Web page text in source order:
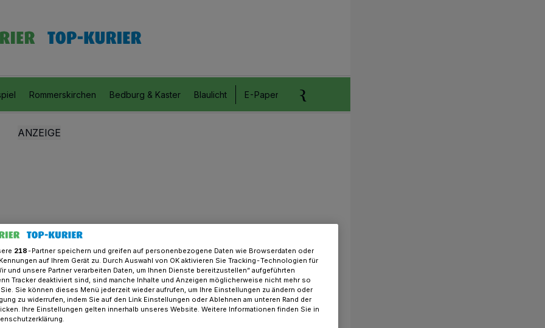
Rommerskirchen Bedburg & Kaster Blaulicht E-Paper Anzeigen aufgeben
den Ernstfall
218-Partner speichern und greifen auf personenbezogene Daten wie Browserdaten oder
auf Ihrem Gerät zu. Durch Auswahl von OK aktivieren Sie Tracking-Technologien für
und unsere Partner verarbeiten Daten, um Ihnen Dienste bereitzustellen“ aufgeführten
Tracker deaktiviert sind, sind manche Inhalte und Anzeigen möglicherweise nicht mehr so
Sie können dieses Menü jederzeit wieder aufrufen, um Ihre Einstellungen zu ändern oder
zu widerrufen, indem Sie auf den Link Einstellungen oder Ablehnen am unteren Rand der
Ihre Einstellungen gelten innerhalb unseres Website. Weitere Informationen finden Sie in